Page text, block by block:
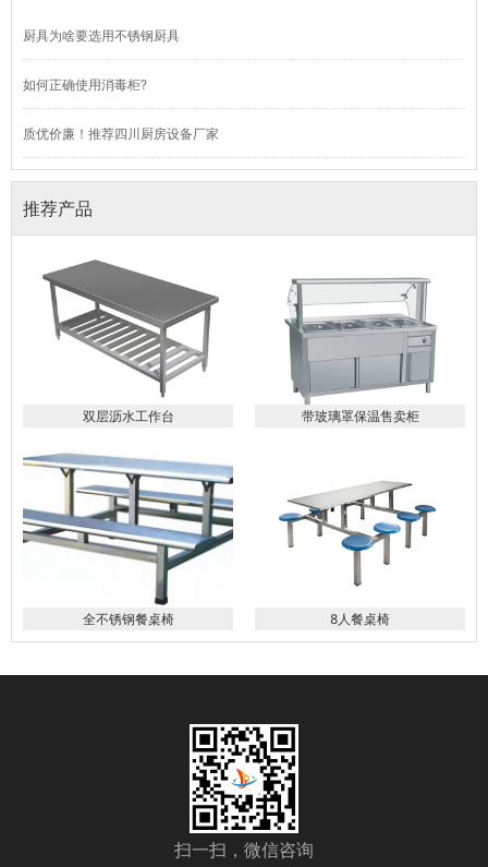
厨具为啥要选用不锈钢厨具
如何正确使用消毒柜?
质优价廉！推荐四川厨房设备厂家
推荐产品
双层沥水工作台 带玻璃罩保温售卖柜
全不锈钢餐桌椅 8人餐桌椅
扫一扫，微信咨询